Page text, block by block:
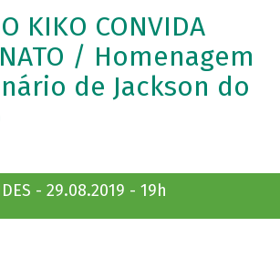
KIKO CONVIDA
/ Homenagem
de Jackson do
- 29.08.2019 - 19h